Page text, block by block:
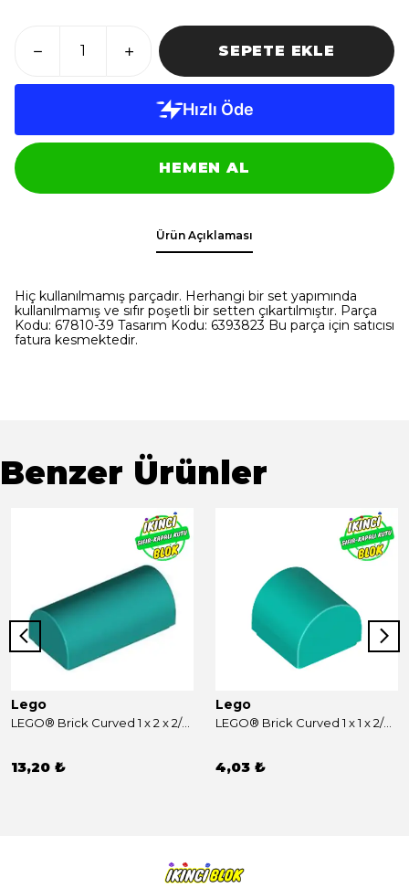
SEPETE EKLE
HEMEN AL
Ürün Açıklaması
Hiç kullanılmamış parçadır. Herhangi bir set yapımında
kullanılmamış ve sıfır poşetli bir setten çıkartılmıştır. Parça
Kodu: 67810-39 Tasarım Kodu: 6393823 Bu parça için satıcısı
fatura kesmektedir.
Benzer Ürünler
Lego
LEGO® Brick Curved 1 x 2 x 2/3 Double Curved Top, No Studs Koyu Turkuaz Sıfır
13,20 ₺
Lego
LEGO® Brick Curved 1 x 1 x 2/3 Double Curved Top, No Studs Koyu Turkuaz Sıfır
4,03 ₺